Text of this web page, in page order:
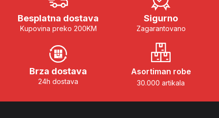
Besplatna dostava
Kupovina preko 200KM
Sigurno
Zagarantovano
Brza dostava
24h dostava
Asortiman robe
30.000 artikala